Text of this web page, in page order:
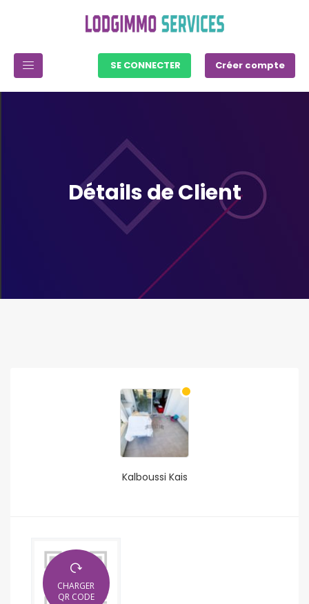
SE CONNECTER Créer compte
Détails de Client
Kalboussi Kais
CHARGER
QR CODE